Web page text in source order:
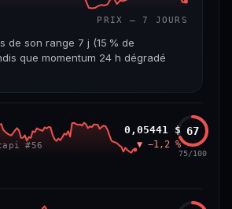
PRIX — 7 JOURS
de son range 7 j (15 % de
que momentum 24 h dégradé
8,7 M$
VAR. 30 J
#56
0,05441 $
▼ −1,2 %
67
75/100
78